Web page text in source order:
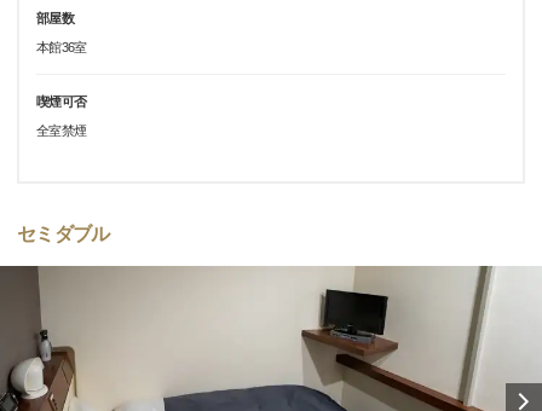
部屋数
本館36室
喫煙可否
全室禁煙
セミダブル